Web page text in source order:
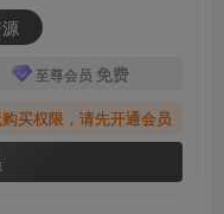
至尊会员 免费
买权限，请先开通会员